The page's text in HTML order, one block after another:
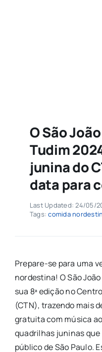
O São
Tudim
junina do
data para
Last Updated: 24/05/
Tags:comida
Prepare-se para uma
nordestina! O São
sua 8ª edição no
(CTN), trazendo mais
gratuita com música
quadrilhas juninas
público de São Paulo.